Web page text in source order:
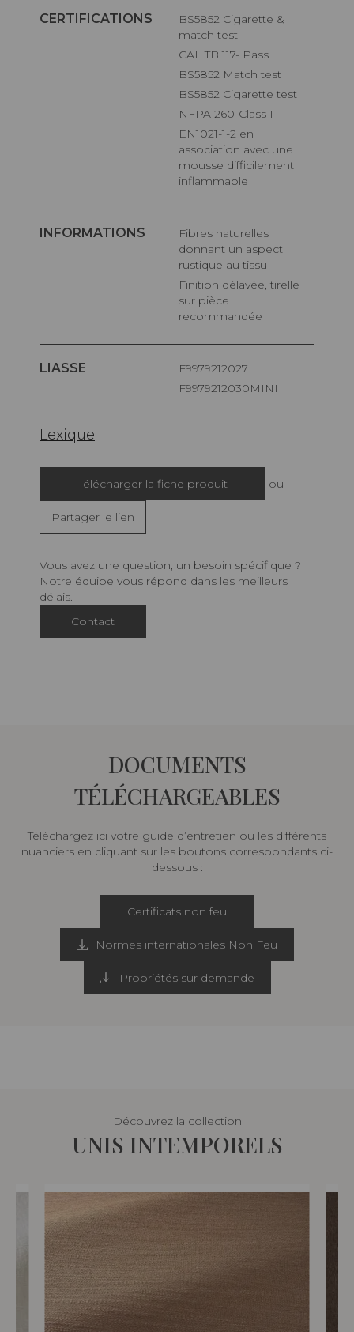
CERTIFICATIONS
BS5852 Cigarette &
match test
CAL TB 117- Pass
BS5852 Match test
BS5852 Cigarette test
NFPA 260-Class 1
EN1021-1-2 en
association avec une
mousse difficilement
inflammable
INFORMATIONS
Fibres naturelles
donnant un aspect
rustique au tissu
Finition délavée, tirelle
sur pièce
recommandée
LIASSE
F9979212027
F9979212030MINI
Lexique
Télécharger la fiche produit ou
Partager le lien
Vous avez une question, un besoin spécifique ?
Notre équipe vous répond dans les meilleurs
délais.
Contact
DOCUMENTS
TÉLÉCHARGEABLES
Téléchargez ici votre guide d’entretien ou les différents
nuanciers en cliquant sur les boutons correspondants ci-
dessous :
Certificats non feu
Normes internationales Non Feu
Propriétés sur demande
Découvrez la collection
UNIS INTEMPORELS